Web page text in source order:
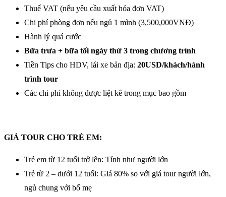
Thuế VAT (nếu yêu cầu xuất hóa đơn VAT)
Chi phí phòng đơn nếu ngủ 1 mình (3,500,000VNĐ)
Hành lý quá cước
Bữa trưa + bữa tối ngày thứ 3 trong chương trình
Tiền Tips cho HDV, lái xe bản địa: 20USD/khách/hành
trình tour
Các chi phí không được liệt kê trong mục bao gồm
GIÁ TOUR CHO TRẺ EM:
Trẻ em từ 12 tuổi trở lên: Tính như người lớn
Trẻ từ 2 – dưới 12 tuổi: Giá 80% so với giá tour người lớn,
ngủ chung với bố mẹ